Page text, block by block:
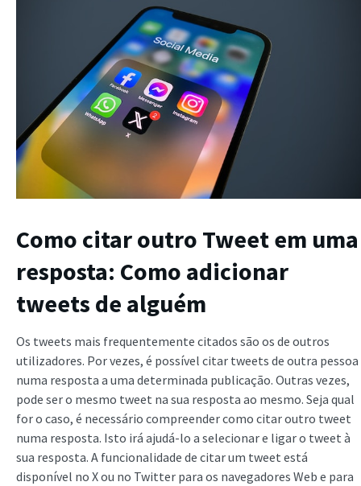
Como citar outro Tweet em uma
resposta: Como adicionar
tweets de alguém
Os tweets mais frequentemente citados são os de outros
utilizadores. Por vezes, é possível citar tweets de outra pessoa
numa resposta a uma determinada publicação. Outras vezes,
pode ser o mesmo tweet na sua resposta ao mesmo. Seja qual
for o caso, é necessário compreender como citar outro tweet
numa resposta. Isto irá ajudá-lo a selecionar e ligar o tweet à
sua resposta. A funcionalidade de citar um tweet está
disponível no X ou no Twitter para os navegadores Web e para